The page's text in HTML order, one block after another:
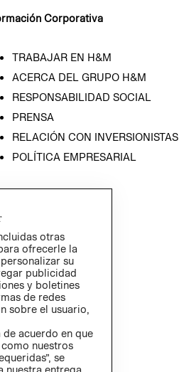
Corporativa
TRABAJAR EN H&M
ACERCA DEL GRUPO H&M
RESPONSABILIDAD SOCIAL
PRENSA
RELACIÓN CON INVERSIONISTAS
POLÍTICA EMPRESARIAL
otras
ofrecerle la
su
publicidad
y boletines
de redes
sobre el usuario,
de acuerdo en que
nuestros
se
nuestra entrega